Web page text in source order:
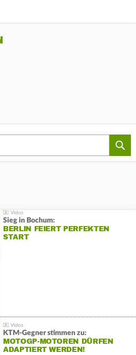
Sieg in Bochum:
BERLIN FEIERT PERFEKTEN
START
KTM-Gegner stimmen zu:
MOTOGP-MOTOREN DÜRFEN
ADAPTIERT WERDEN!